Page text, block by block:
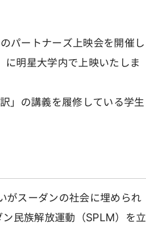
パートナーズ上映会を開催し
明星大学内で上映いたしま
」の講義を履修している学生
がスーダンの社会に埋められ
民族解放運動（SPLM）を立